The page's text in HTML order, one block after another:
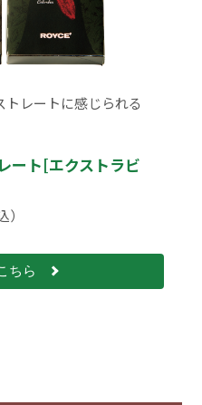
レートに感じられる
ート[エクストラビ
ちら